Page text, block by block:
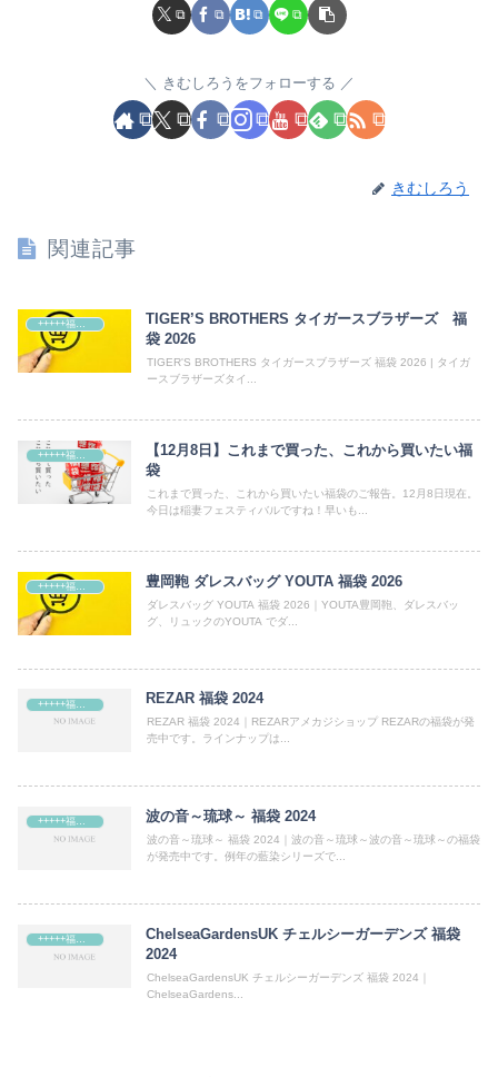
きむしろうをフォローする
きむしろう
関連記事
TIGER’S BROTHERS タイガースブラザーズ 福
袋 2026
TIGER'S BROTHERS タイガースブラザーズ 福袋 2026 | タイガ
ースブラザーズタイ...
【12月8日】これまで買った、これから買いたい福
袋
これまで買った、これから買いたい福袋のご報告。12月8日現在。
今日は稲妻フェスティバルですね！早いも...
豊岡鞄 ダレスバッグ YOUTA 福袋 2026
ダレスバッグ YOUTA 福袋 2026｜YOUTA豊岡鞄、ダレスバッ
グ、リュックのYOUTA でダ...
REZAR 福袋 2024
REZAR 福袋 2024｜REZARアメカジショップ REZARの福袋が発
売中です。ラインナップは...
+++++福袋++++++ 波の音～琉球～ 福袋 2024
波の音～琉球～ 福袋 2024｜波の音～琉球～波の音～琉球～の福袋
が発売中です。例年の藍染シリーズで...
ChelseaGardensUK チェルシーガーデンズ 福袋
2024
ChelseaGardensUK チェルシーガーデンズ 福袋 2024｜
ChelseaGardens...